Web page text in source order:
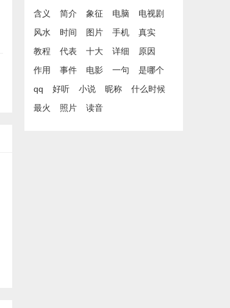
含义
简介 象征 电脑
电视剧
风水
时间 图片 手机
真实
教程
代表 十大 详细
原因
作用
事件 电影 一句
是哪个
qq
好听 小说 昵称
什么时候
最火
照片 读音